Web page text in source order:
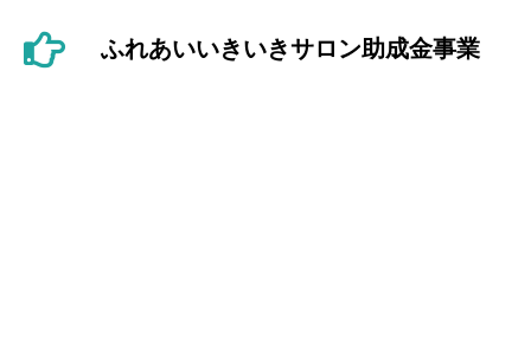
ふれあいいきいきサロン助成金事業